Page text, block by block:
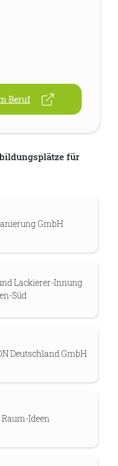
Beruf
für
GmbH
Lackierer-Innung
Süd
Deutschland GmbH
Ideen